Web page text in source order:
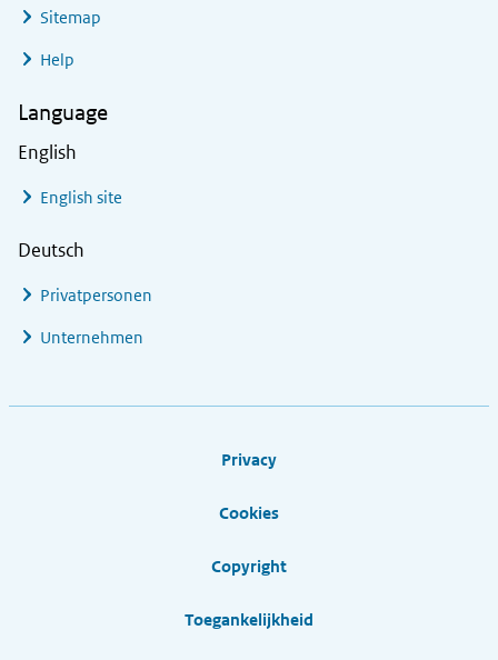
Sitemap
Help
Language
English
English site
Deutsch
Privatpersonen
Unternehmen
Privacy
Cookies
Copyright
Toegankelijkheid